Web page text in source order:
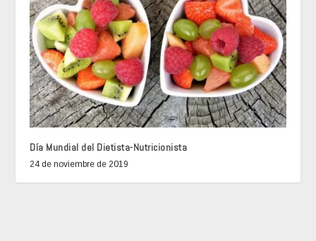
Día Mundial del Dietista-Nutricionista
24 de noviembre de 2019